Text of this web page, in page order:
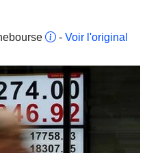
- Voir l'original